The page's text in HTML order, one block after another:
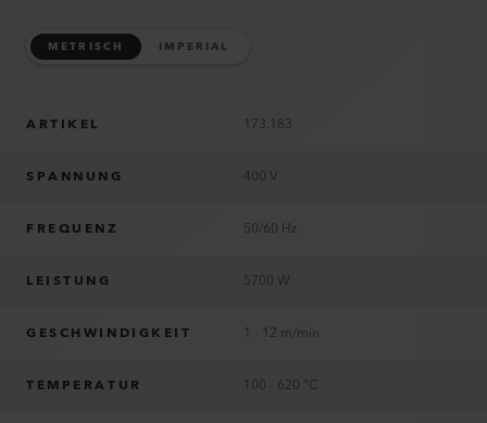
METRISCH IMPERIAL
ARTIKEL 173.183
SPANNUNG 400 V
FREQUENZ 50/60 Hz
LEISTUNG 5700 W
GESCHWINDIGKEIT 1 - 12 m/min
TEMPERATUR 100 - 620 °C